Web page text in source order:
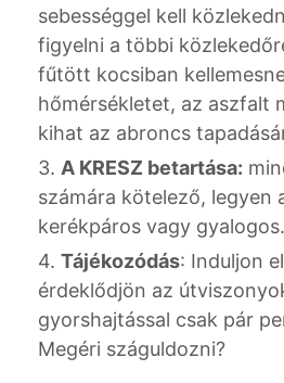
sebességgel kell
figyelni a többi
fűtött kocsiban
hőmérsékletet, az aszfalt
kihat az abroncs
A KRESZ betartása:
számára kötelező, legyen
kerékpáros vagy gyalogos.
Tájékozódás: Induljon
érdeklődjön az
gyorshajtással csak pár
Megéri száguldozni?